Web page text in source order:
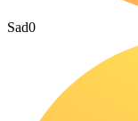
Sad0